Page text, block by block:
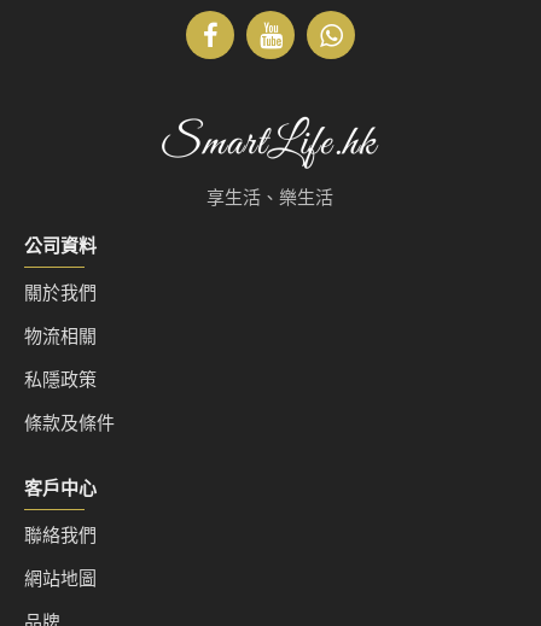
哈密瓜香甜味，清澈爽口 果香四溢，微甘口，易入喉
『根據香港法律，不得在業務過程中，向未成年人售賣或供應
be sold or supplied to a minor in the course of business."
享生活、樂生活
公司資料
關於我們
物流相關
私隱政策
條款及條件
客戶中心
聯絡我們
網站地圖
品牌